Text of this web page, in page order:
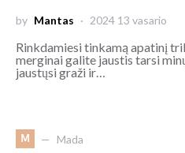
by Mantas 2024 13 vasario
Rinkdamiesi tinkamą apatinį
merginai galite jaustis tarsi
jaustųsi graži ir…
M Mada